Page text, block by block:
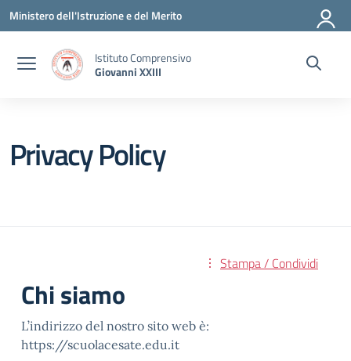
Vai ai contenuti
Vai al menu di navigazione
Vai al footer
Ministero dell'Istruzione e del Merito
Istituto Comprensivo
Giovanni XXIII
Privacy Policy
Stampa / Condividi
Chi siamo
L’indirizzo del nostro sito web è:
https://scuolacesate.edu.it